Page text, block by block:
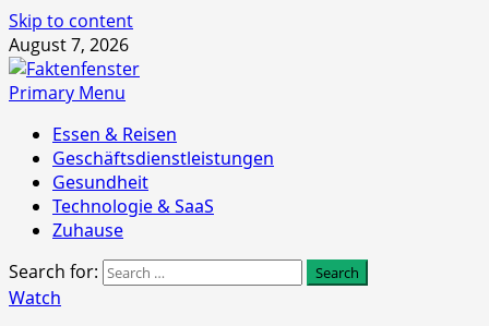
Skip to content
August 7, 2026
Primary Menu
Essen & Reisen
Geschäftsdienstleistungen
Gesundheit
Technologie & SaaS
Zuhause
Search for:
Watch